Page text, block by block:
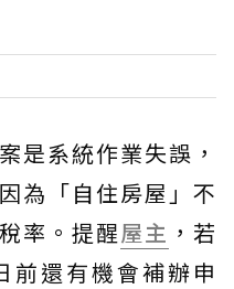
是系統作業失誤，
為「自住房屋」不
率。提醒屋主 ，若
前還有機會補辦申